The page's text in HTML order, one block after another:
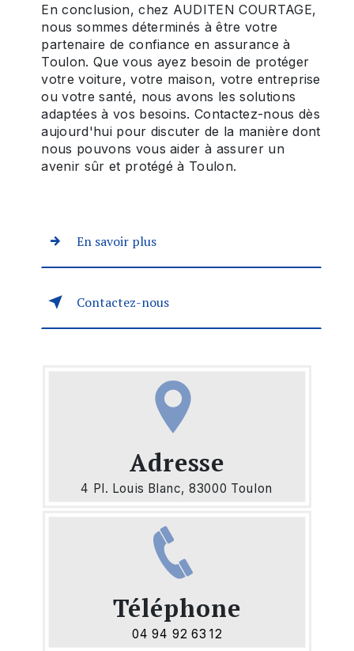
En conclusion, chez AUDITEN COURTAGE,
nous sommes déterminés à être votre
partenaire de confiance en assurance à
Toulon. Que vous ayez besoin de protéger
votre voiture, votre maison, votre entreprise
ou votre santé, nous avons les solutions
adaptées à vos besoins. Contactez-nous dès
aujourd'hui pour discuter de la manière dont
nous pouvons vous aider à assurer un
avenir sûr et protégé à Toulon.
En savoir plus
Contactez-nous
Adresse
4 Pl. Louis Blanc, 83000 Toulon
Téléphone
04 94 92 63 12